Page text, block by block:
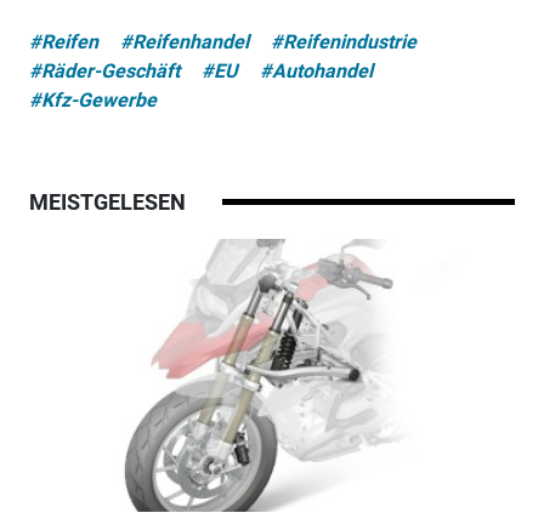
#Reifen #Reifenhandel
#Reifenindustrie
#Räder-Geschäft
#EU
#Autohandel
#Kfz-Gewerbe
MEISTGELESEN